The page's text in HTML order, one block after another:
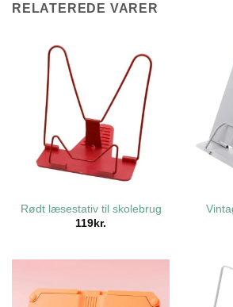
RELATEREDE VARER
Rødt læsestativ til skolebrug
119 kr.